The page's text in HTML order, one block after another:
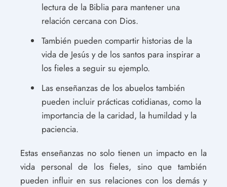
lectura de la Biblia para mantener una
relación cercana con Dios.
También pueden compartir historias de la
vida de Jesús y de los santos para inspirar a
los fieles a seguir su ejemplo.
Las enseñanzas de los abuelos también
pueden incluir prácticas cotidianas, como la
importancia de la caridad, la humildad y la
paciencia.
Estas enseñanzas no solo tienen un impacto en la
vida personal de los fieles, sino que también
pueden influir en sus relaciones con los demás y